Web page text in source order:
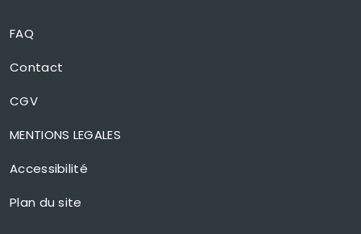
FAQ
Contact
CGV
MENTIONS LEGALES
Accessibilité
Plan du site